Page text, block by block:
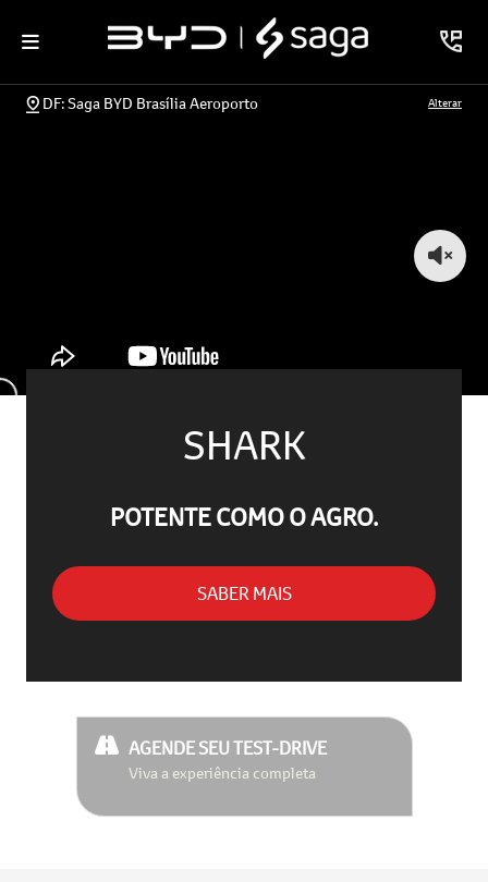
DF: Saga BYD Brasília Aeroporto Alterar
SHARK
POTENTE COMO O AGRO.
SABER MAIS
AGENDE SEU TEST-DRIVE
Viva a experiência completa